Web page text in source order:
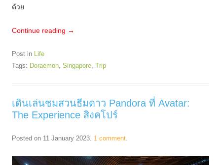
ด้วย
Continue reading →
Post in Life
Tags: Doraemon, Singapore, Trip
เดินเล่นชมสวนธีมดาว Pandora ที่ Avatar:
The Experience สิงคโปร์
Posted on 11 January 2023. 1 comment.